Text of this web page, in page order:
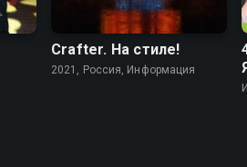
Crafter. На стилe!
2021, Россия, Информация